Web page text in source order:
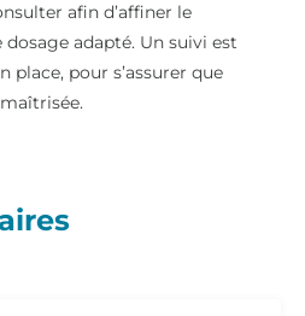
afin d’affiner le
adapté. Un suivi est
pour s’assurer que